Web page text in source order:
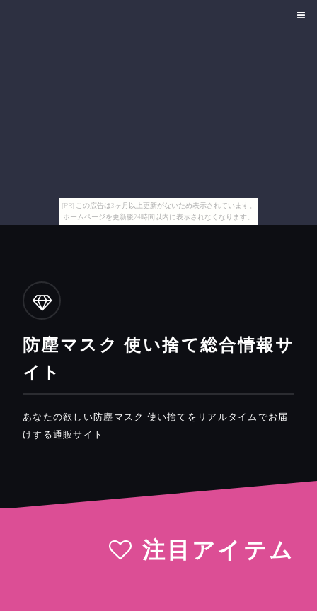
[PR] この広告は3ヶ月以上更新がないため表示されています。
ホームページを更新後24時間以内に表示されなくなります。
防塵マスク 使い捨て総合情報サ
イト
あなたの欲しい防塵マスク 使い捨てをリアルタイムでお届
けする通販サイト
注目アイテム